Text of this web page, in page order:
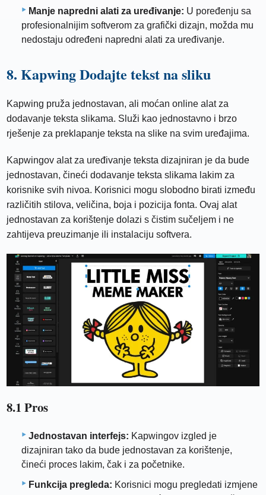
Manje napredni alati za uređivanje: U poređenju sa
profesionalnijim softverom za grafički dizajn, možda mu
nedostaju određeni napredni alati za uređivanje.
8. Kapwing Dodajte tekst na sliku
Kapwing pruža jednostavan, ali moćan online alat za
dodavanje teksta slikama. Služi kao jednostavno i brzo
rješenje za preklapanje teksta na slike na svim uređajima.
Kapwingov alat za uređivanje teksta dizajniran je da bude
jednostavan, čineći dodavanje teksta slikama lakim za
korisnike svih nivoa. Korisnici mogu slobodno birati između
različitih stilova, veličina, boja i pozicija fonta. Ovaj alat
jednostavan za korištenje dolazi s čistim sučeljem i ne
zahtijeva preuzimanje ili instalaciju softvera.
8.1 Pros
Jednostavan interfejs: Kapwingov izgled je
dizajniran tako da bude jednostavan za korištenje,
čineći proces lakim, čak i za početnike.
Funkcija pregleda: Korisnici mogu pregledati izmjene